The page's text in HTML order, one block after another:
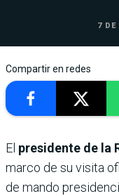
7 DE
Compartir en redes
El presidente de la
marco de su visita
de mando